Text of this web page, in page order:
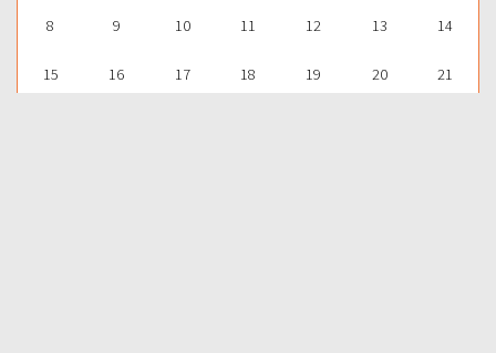
8 9 10 11 12 13 14
15 16 17 18 19 20 21